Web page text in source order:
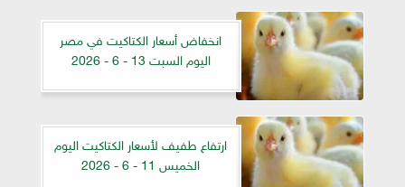
انخفاض أسعار الكتاكيت في مصر
اليوم السبت 13 - 6 - 2026
ارتفاع طفيف لأسعار الكتاكيت اليوم
الخميس 11 - 6 - 2026